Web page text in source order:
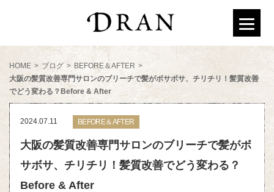
HOME > ブログ > BEFORE＆AFTER >
大阪の髪質改善専門サロンのブリーチで髪がボサボサ、チリチリ！髪質改善
でどう変わる？Before & After
2024.07.11 BEFORE＆AFTER
大阪の髪質改善専門サロンのブリーチで髪がボ
サボサ、チリチリ！髪質改善でどう変わる？
Before & After